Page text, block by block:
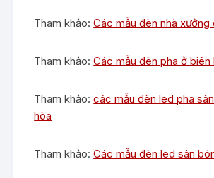
Tham khảo:Các mẫu đèn nhà xưởng
Tham khảo:Các mẫu đèn pha ở biên
Tham khảo:các mẫu đèn led pha
hòa
Tham khảo:Các mẫu đèn led sân